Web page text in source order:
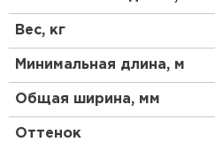
металлочерепицы Kredo
При скате большей длины
использовать другой вид
металлочерепицы Grand
Вес, кг
Минимальная длина, м
Общая ширина, мм
Оттенок